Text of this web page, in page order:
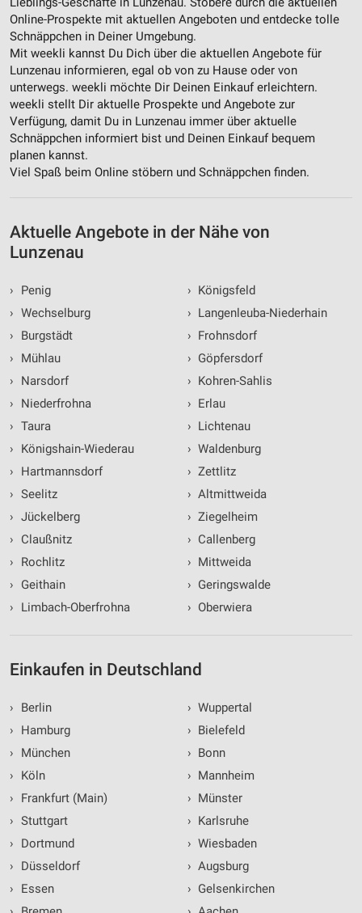
Online-Prospekte mit aktuellen Angeboten und entdecke tolle
Schnäppchen in Deiner Umgebung.
Mit weekli kannst Du Dich über die aktuellen Angebote für
Lunzenau informieren, egal ob von zu Hause oder von
unterwegs. weekli möchte Dir Deinen Einkauf erleichtern.
weekli stellt Dir aktuelle Prospekte und Angebote zur
Verfügung, damit Du in Lunzenau immer über aktuelle
Schnäppchen informiert bist und Deinen Einkauf bequem
planen kannst.
Viel Spaß beim Online stöbern und Schnäppchen finden.
Aktuelle Angebote in der Nähe von
Lunzenau
›
Penig
› Wechselburg
›
Burgstädt
›
Mühlau
›
Narsdorf
›
Niederfrohna
› Taura
›
Königshain-Wiederau
›
Hartmannsdorf
› Seelitz
› Jückelberg
›
Claußnitz
›
Rochlitz
›
Geithain
›
Limbach-Oberfrohna
› Königsfeld
› Langenleuba-Niederhain
› Frohnsdorf
› Göpfersdorf
› Kohren-Sahlis
› Erlau
› Lichtenau
› Waldenburg
› Zettlitz
› Altmittweida
› Ziegelheim
› Callenberg
› Mittweida
› Geringswalde
› Oberwiera
Einkaufen in Deutschland
›
Berlin
›
Hamburg
›
München
›
Köln
›
Frankfurt (Main)
› Stuttgart
›
Dortmund
›
Düsseldorf
›
Essen
› Wuppertal
› Bielefeld
› Bonn
› Mannheim
› Münster
› Karlsruhe
› Wiesbaden
› Augsburg
› Gelsenkirchen
Werbung